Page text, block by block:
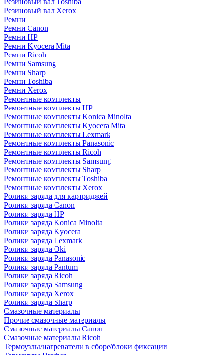
Резиновый вал Toshiba
Резиновый вал Xerox
Ремни
Ремни Canon
Ремни HP
Ремни Kyocera Mita
Ремни Ricoh
Ремни Samsung
Ремни Sharp
Ремни Toshiba
Ремни Xerox
Ремонтные комплекты
Ремонтные комплекты HP
Ремонтные комплекты Konica Minolta
Ремонтные комплекты Kyocera Mita
Ремонтные комплекты Lexmark
Ремонтные комплекты Panasonic
Ремонтные комплекты Ricoh
Ремонтные комплекты Samsung
Ремонтные комплекты Sharp
Ремонтные комплекты Toshiba
Ремонтные комплекты Xerox
Ролики заряда для картриджей
Ролики заряда Canon
Ролики заряда HP
Ролики заряда Konica Minolta
Ролики заряда Kyocera
Ролики заряда Lexmark
Ролики заряда Oki
Ролики заряда Panasonic
Ролики заряда Pantum
Ролики заряда Ricoh
Ролики заряда Samsung
Ролики заряда Xerox
Ролики заряда Sharp
Смазочные материалы
Прочие смазочные материалы
Смазочные материалы Canon
Смазочные материалы Ricoh
Термоузлы/нагреватели в сборе/блоки фиксации